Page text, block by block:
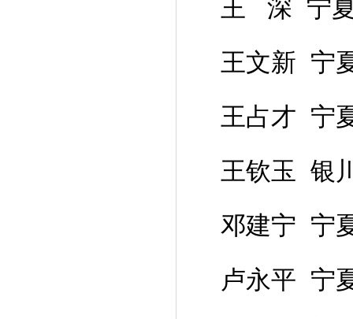
王 深 宁夏
王文新 宁
王占才 宁
王钦玉 银
邓建宁 宁
卢永平 宁